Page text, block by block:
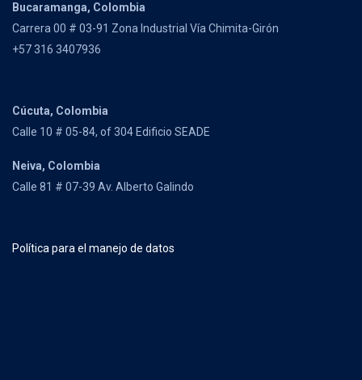
Bucaramanga, Colombia
Carrera 00 # 03-91 Zona Industrial Vía Chimita-Girón
+57 316 3407936
Cúcuta, Colombia
Calle 10 # 05-84, of 304 Edificio SEADE
Neiva, Colombia
Calle 81 # 07-39 Av. Alberto Galindo
Política para el manejo de datos